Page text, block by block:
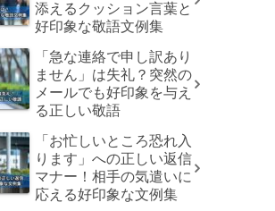
添えるクッション言葉と
好印象な敬語文例集
「急な連絡で申し訳あり
ません」は失礼？突然の
メールでも好印象を与え
る正しい敬語
「お忙しいところ恐れ入
ります」への正しい返信
マナー！相手の気遣いに
応える好印象な文例集